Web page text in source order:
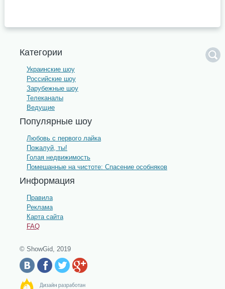
Категории
Украинские шоу
Российские шоу
Зарубежные шоу
Телеканалы
Ведущие
Популярные шоу
Любовь с первого лайка
Пожалуй, ты!
Голая недвижимость
Помешанные на чистоте: Спасение особняков
Информация
Правила
Реклама
Карта сайта
FAQ
© ShowGid, 2019